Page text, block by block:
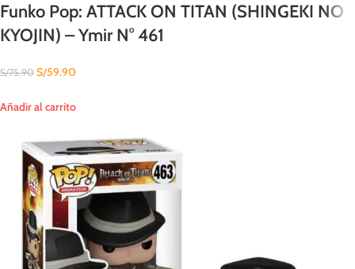
Funko Pop: ATTACK ON TITAN (SHINGEKI NO
KYOJIN) – Ymir N° 461
S/75.90 S/59.90
Añadir al carrito